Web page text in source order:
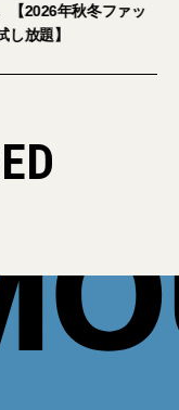
【2026年秋冬ファッ
放題】